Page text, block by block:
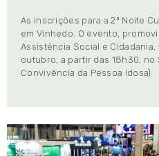
As inscrições para a 2ª Noite
em Vinhedo. O evento,
Assistência Social e
outubro, a partir das 18h30, no
Convivência da Pessoa Idosa).